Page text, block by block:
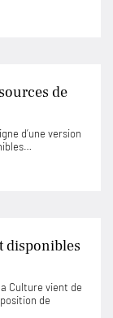
de
d’une version
disponibles
Culture vient de
de